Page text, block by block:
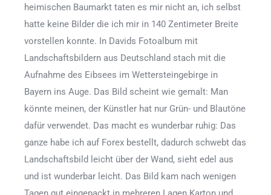
heimischen Baumarkt taten es mir nicht an, ich selbst
hatte keine Bilder die ich mir in 140 Zentimeter Breite
vorstellen konnte. In Davids Fotoalbum mit
Landschaftsbildern aus Deutschland stach mit die
Aufnahme des Eibsees im Wettersteingebirge in
Bayern ins Auge. Das Bild scheint wie gemalt: Man
könnte meinen, der Künstler hat nur Grün- und Blautöne
dafür verwendet. Das macht es wunderbar ruhig: Das
ganze habe ich auf Forex bestellt, dadurch schwebt das
Landschaftsbild leicht über der Wand, sieht edel aus
und ist wunderbar leicht. Das Bild kam nach wenigen